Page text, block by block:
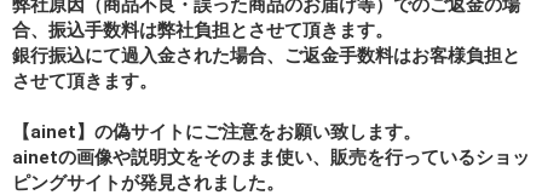
弊社原因（商品不良・誤った商品のお届け等）でのご返金の場
合、振込手数料は弊社負担とさせて頂きます。
銀行振込にて過入金された場合、ご返金手数料はお客様負担と
させて頂きます。
【ainet】の偽サイトにご注意をお願い致します。
ainetの画像や説明文をそのまま使い、販売を行っているショッ
ピングサイトが発見されました。